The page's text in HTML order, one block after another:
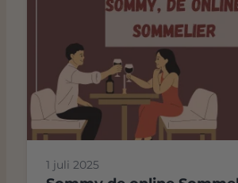
1 juli 2025